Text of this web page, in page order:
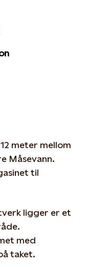
meter mellom
Måsevann.
til
ligger er et
med
taket.